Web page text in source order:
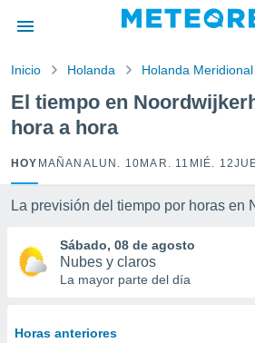
por
para
la
calidad.
a este
las
y
forma
basada
Inicio Holanda Holanda Meridional
El tiempo en
hora a hora
HOY MAÑANA LUN. 10 MAR. 11 MIÉ. 12
La previsión del tiempo por horas en
Sábado, 08 de agosto
Nubes y claros
La mayor parte del día
Horas anteriores